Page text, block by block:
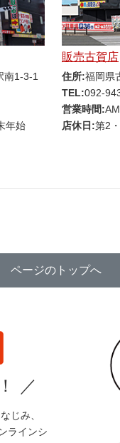
南1-3-1
年始
販売古賀店
住所:福岡県
TEL:092-
営業時間:
店休日:第2
ページのトップへ
／
じみ、
ラインシ